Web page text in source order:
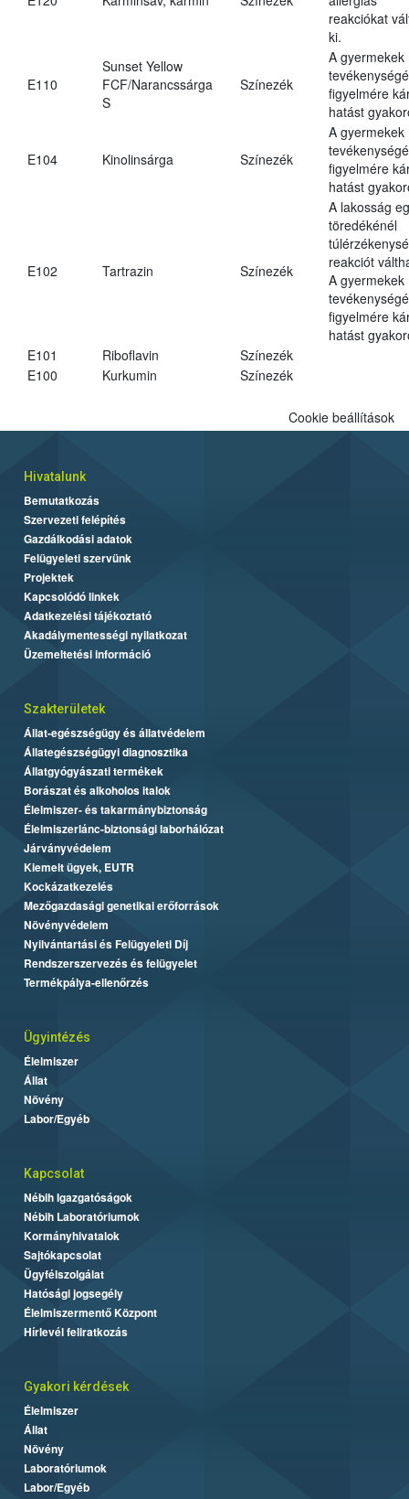
reakciókat
ki.
E110
Sunset Yellow
FCF/Narancssárga
S
Színezék
A gyermekek
figyelmére
hatást
E104 Kinolinsárga Színezék
A gyermekek
figyelmére
hatást
E102 Tartrazin Színezék
A lakosság
töredékénél
reakciót
A gyermekek
figyelmére
hatást
E101
Riboflavin
Színezék
E100
Kurkumin Színezék
Cookie beállítások
Hivatalunk
Bemutatkozás
Szervezeti felépítés
Gazdálkodási adatok
Felügyeleti szervünk
Projektek
Kapcsolódó linkek
Adatkezelési tájékoztató
Akadálymentességi nyilatkozat
Üzemeltetési információ
Szakterületek
Állat-egészségügy és állatvédelem
Állategészségügyi diagnosztika
Állatgyógyászati termékek
Borászat és alkoholos italok
Élelmiszer- és takarmánybiztonság
Élelmiszerlánc-biztonsági laborhálózat
Járványvédelem
Kiemelt ügyek, EUTR
Kockázatkezelés
Mezőgazdasági genetikai erőforrások
Növényvédelem
Nyilvántartási és Felügyeleti Díj
Rendszerszervezés és felügyelet
Termékpálya-ellenőrzés
Ügyintézés
Élelmiszer
Állat
Növény
Labor/Egyéb
Kapcsolat
Nébih Igazgatóságok
Nébih Laboratóriumok
Kormányhivatalok
Sajtókapcsolat
Ügyfélszolgálat
Hatósági jogsegély
Élelmiszermentő Központ
Hírlevél feliratkozás
Gyakori kérdések
Élelmiszer
Állat
Növény
Laboratóriumok
Labor/Egyéb